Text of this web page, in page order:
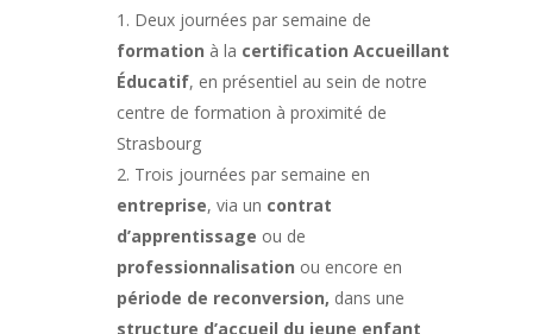
Deux journées par semaine de
formation à la certification Accueillant
Éducatif, en présentiel au sein de notre
centre de formation à proximité de
Strasbourg
Trois journées par semaine en
entreprise, via un contrat
d’apprentissage ou de
professionnalisation ou encore en
période de reconversion, dans une
structure d’accueil du jeune enfant